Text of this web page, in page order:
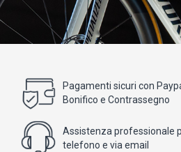
Pagamenti sicuri con
Bonifico e Contrassegno
Assistenza professionale
telefono e via email